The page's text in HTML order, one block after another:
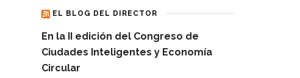
EL BLOG DEL DIRECTOR
En la II edición del Congreso de
Ciudades Inteligentes y Economía
Circular